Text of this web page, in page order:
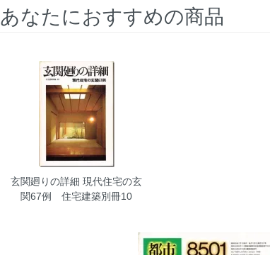
あなたにおすすめの商品
玄関廻りの詳細 現代住宅の玄
関67例 住宅建築別冊10